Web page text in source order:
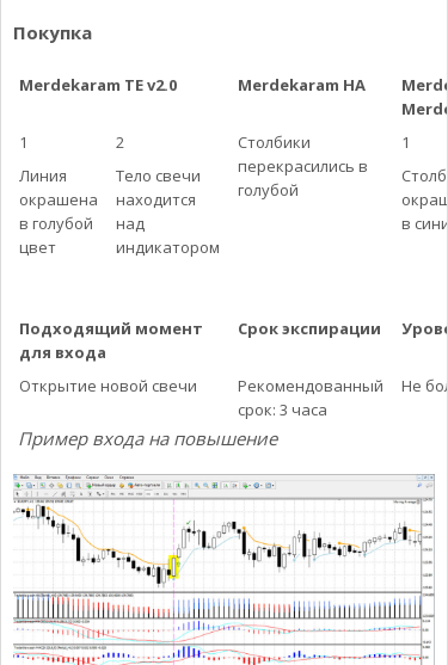
Покупка
Merdekaram TE v2.0 Merdekaram HA
1
2
Столбики
перекрасились в
голубой
1
Линия
окрашена
в голубой
цвет
Тело свечи
находится
над
индикатором
в синий
Подходящий момент
для входа
Срок экспирации
Открытие новой свечи
Рекомендованный
срок: 3 часа
Не
Пример входа на повышение